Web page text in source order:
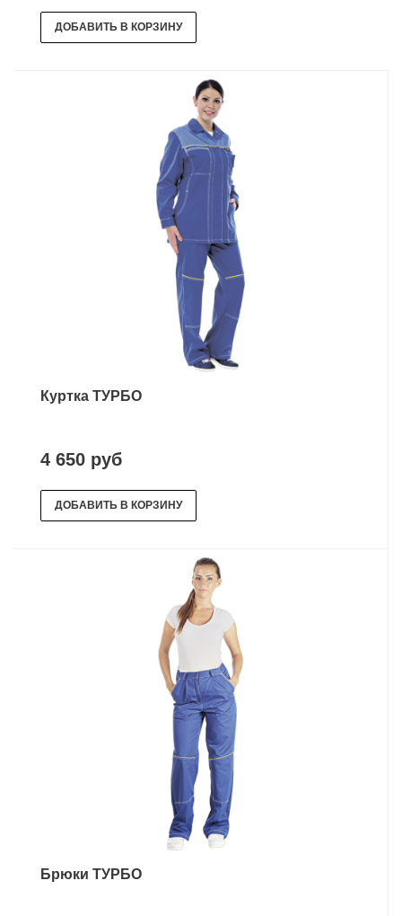
ДОБАВИТЬ В КОРЗИНУ
Куртка ТУРБО
4 650 руб
ДОБАВИТЬ В КОРЗИНУ
Брюки ТУРБО